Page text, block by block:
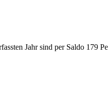
Jahr sind per Saldo 179